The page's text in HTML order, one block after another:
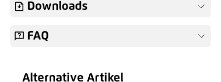
Downloads
FAQ
Produktgalerie überspringen
Alternative Artikel